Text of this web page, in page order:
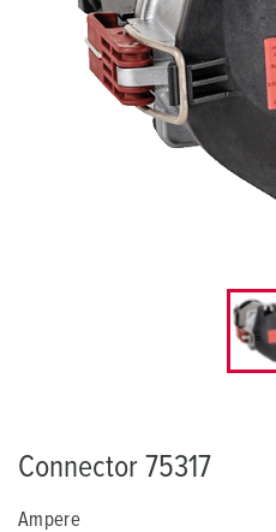
Connector 75317
Ampere